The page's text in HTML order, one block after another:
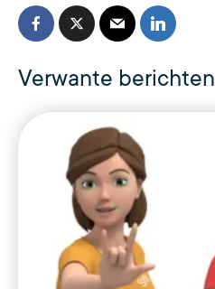
Verwante berichten